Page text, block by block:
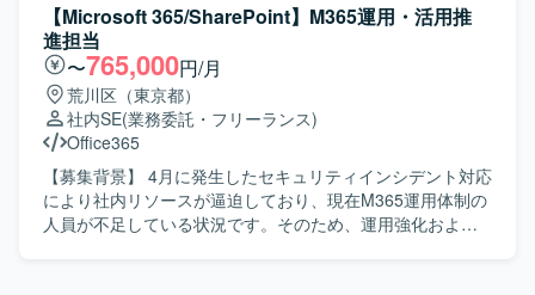
【Microsoft 365/SharePoint】M365運用・活用推
進担当
〜765,000円/月
荒川区（東京都）
社内SE(業務委託・フリーランス)
Office365
【募集背景】 4月に発生したセキュリティインシデント対応
により社内リソースが逼迫しており、現在M365運用体制の
人員が不足している状況です。そのため、運用強化および